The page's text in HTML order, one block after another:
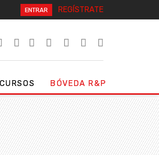
ENTRAR REGÍSTRATE
BÓVEDA R&P